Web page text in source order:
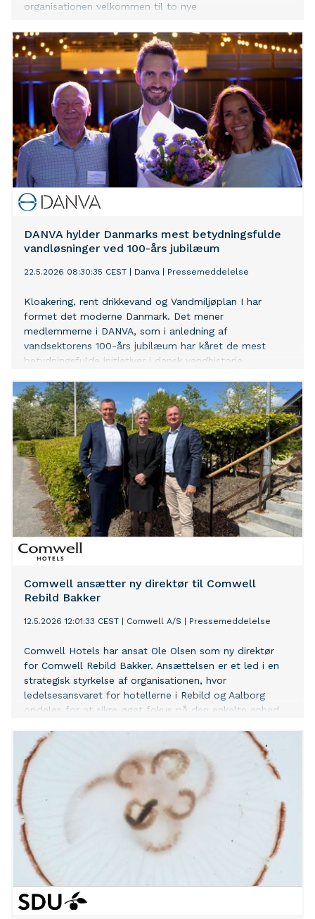
organisationen velkommen til to nye
faglige og erhvervsmæssige bredde.
DANVA hylder Danmarks mest betydningsfulde
vandløsninger ved 100-års jubilæum
22.5.2026 08:30:35 CEST Danva Pressemeddelelse
Kloakering, rent drikkevand og Vandmiljøplan I har
formet det moderne Danmark. Det mener
medlemmerne i DANVA, som i anledning af
vandsektorens 100-års jubilæum har kåret de mest
betydningsfulde initiativer i dansk vandhistorie.
Comwell ansætter ny direktør til Comwell
Rebild Bakker
12.5.2026 12:01:33 CEST Comwell A/S Pressemeddelelse
Comwell Hotels har ansat Ole Olsen som ny direktør
for Comwell Rebild Bakker. Ansættelsen er et led i en
strategisk styrkelse af organisationen, hvor
ledelsesansvaret for hotellerne i Rebild og Aalborg
opdeles for at sikre øget fokus på den enkelte enhed.